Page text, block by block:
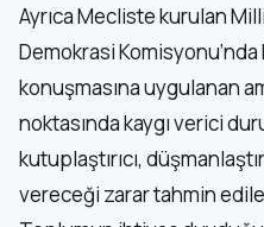
Ayrıca Mecliste kurulan
Demokrasi Komisyonu’nda
konuşmasına uygulanan
noktasında kaygı verici
kutuplaştırıcı,
vereceği zarar tahmin